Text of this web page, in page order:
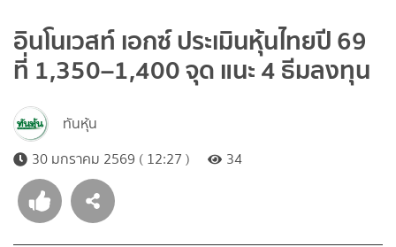
อินโนเวสท์ เอกซ์ ประเมินหุ้นไทยปี 69
ที่ 1,350–1,400 จุด แนะ 4 ธีมลงทุน
ทันหุ้น
30 มกราคม 2569 ( 12:27 )
34